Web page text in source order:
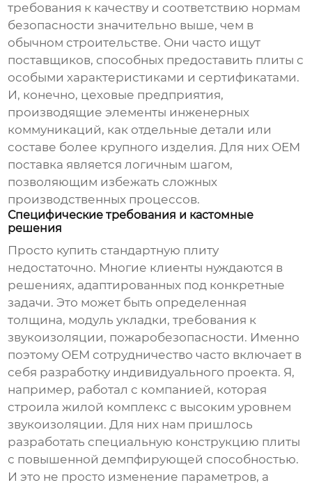
требования к качеству и соответствию нормам
безопасности значительно выше, чем в
обычном строительстве. Они часто ищут
поставщиков, способных предоставить плиты с
особыми характеристиками и сертификатами.
И, конечно, цеховые предприятия,
производящие элементы инженерных
коммуникаций, как отдельные детали или
составе более крупного изделия. Для них OEM
поставка является логичным шагом,
позволяющим избежать сложных
производственных процессов.
Специфические требования и кастомные
решения
Просто купить стандартную плиту
недостаточно. Многие клиенты нуждаются в
решениях, адаптированных под конкретные
задачи. Это может быть определенная
толщина, модуль укладки, требования к
звукоизоляции, пожаробезопасности. Именно
поэтому OEM сотрудничество часто включает в
себя разработку индивидуального проекта. Я,
например, работал с компанией, которая
строила жилой комплекс с высоким уровнем
звукоизоляции. Для них нам пришлось
разработать специальную конструкцию плиты
с повышенной демпфирующей способностью.
И это не просто изменение параметров, а